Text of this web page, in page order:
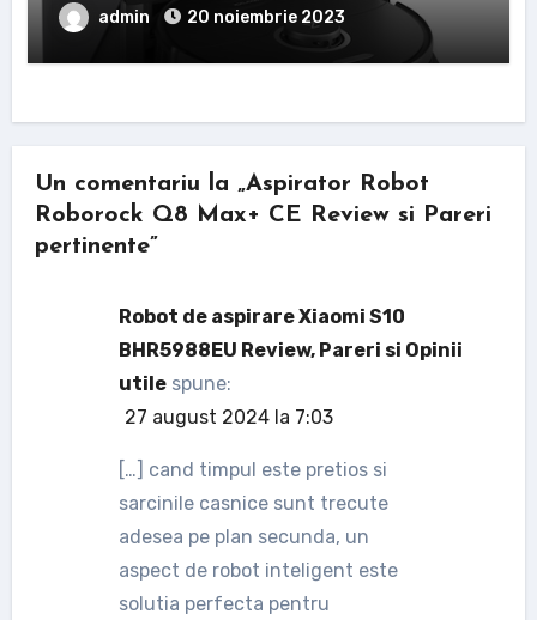
admin 20 noiembrie 2023
Un comentariu la „Aspirator Robot
Roborock Q8 Max+ CE Review si Pareri
pertinente”
Robot de aspirare Xiaomi S10
BHR5988EU Review, Pareri si Opinii
utile spune:
27 august 2024 la 7:03
[…] cand timpul este pretios si
sarcinile casnice sunt trecute
adesea pe plan secunda, un
aspect de robot inteligent este
solutia perfecta pentru